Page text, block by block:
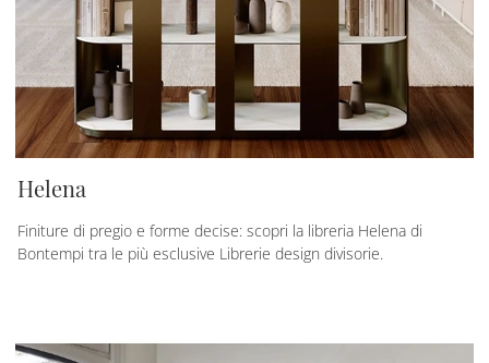
Helena
Finiture di pregio e forme decise: scopri la libreria Helena di
Bontempi tra le più esclusive Librerie design divisorie.